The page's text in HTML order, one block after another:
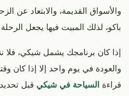
والأسواق القديمة، والابتعاد عن
باكو، لذلك المبيت فيها يجعل
إذا كان برنامجك يشمل شيكي، فلا
والعودة في يوم واحد إلا إذا كان
قراءة السياحة في شيكي قبل